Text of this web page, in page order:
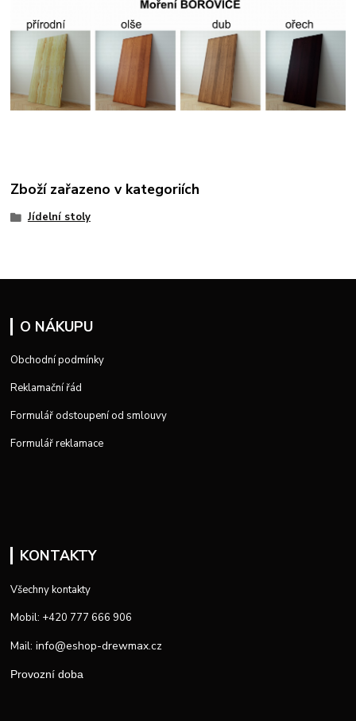
Zboží zařazeno v kategoriích
Jídelní stoly
O NÁKUPU
Obchodní podmínky
Reklamační řád
Formulář odstoupení od smlouvy
Formulář reklamace
KONTAKTY
Všechny kontakty
Mobil: +420 777 666 906
Mail: info@eshop-drewmax.cz
Provozní doba